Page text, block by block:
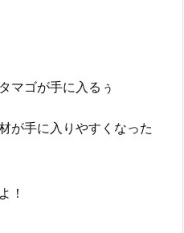
マゴが手に入るぅ
が手に入りやすくなった
！